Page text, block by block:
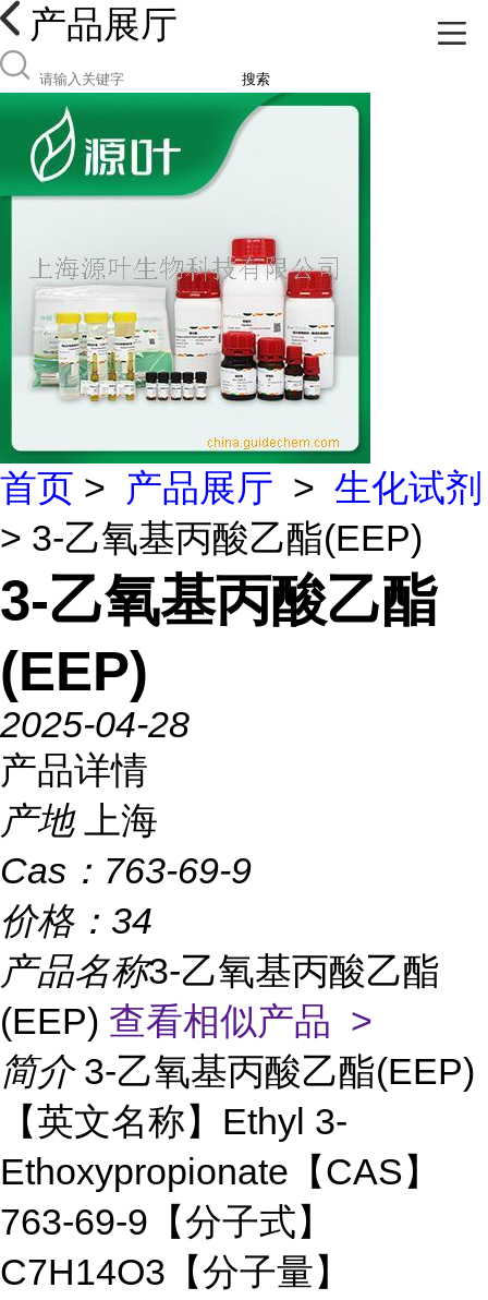
产品展厅
搜索
首页 > 产品展厅 > 生化试剂
> 3-乙氧基丙酸乙酯(EEP)
3-乙氧基丙酸乙酯
(EEP)
2025-04-28
产品详情
产地
上海
Cas： 763-69-9
价格： 34
产品名称3-乙氧基丙酸乙酯
(EEP) 查看相似产品 >
简介 3-乙氧基丙酸乙酯(EEP)
【英文名称】Ethyl 3-
Ethoxypropionate【CAS】
763-69-9【分子式】
C7H14O3【分子量】